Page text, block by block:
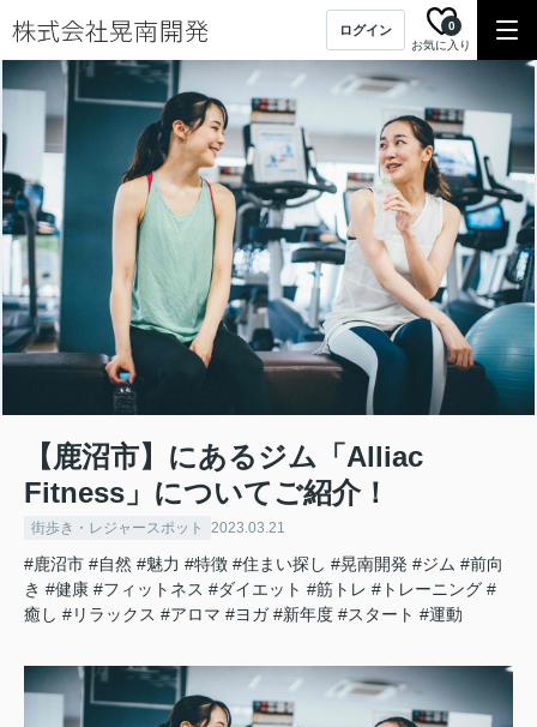
ログイン
お気に入り
0
【鹿沼市】にあるジム「Alliac
Fitness」についてご紹介！
街歩き・レジャースポット 2023.03.21
#鹿沼市 #自然 #魅力 #特徴 #住まい探し #晃南開発 #ジム #前向
き #健康 #フィットネス #ダイエット #筋トレ #トレーニング #
癒し #リラックス #アロマ #ヨガ #新年度 #スタート #運動